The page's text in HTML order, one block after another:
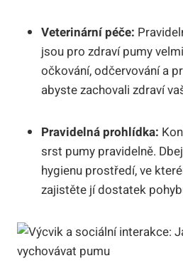
Veterinární péče:
jsou pro zdraví pumy
očkování, odčervování a
abyste zachovali zdraví
Pravidelná prohlídka:
srst pumy pravidelně.
hygienu prostředí, ve
zajistěte jí dostatek